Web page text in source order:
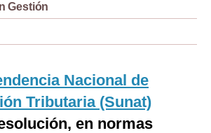
Gestión
Nacional de
Tributaria (Sunat)
en normas